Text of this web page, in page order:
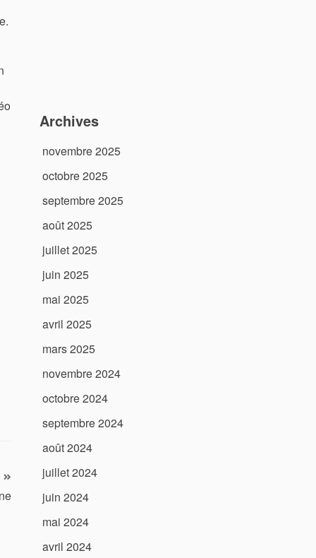
Archives
novembre 2025
octobre 2025
septembre 2025
août 2025
juillet 2025
juin 2025
mai 2025
avril 2025
mars 2025
novembre 2024
octobre 2024
septembre 2024
août 2024
juillet 2024
juin 2024
mai 2024
avril 2024